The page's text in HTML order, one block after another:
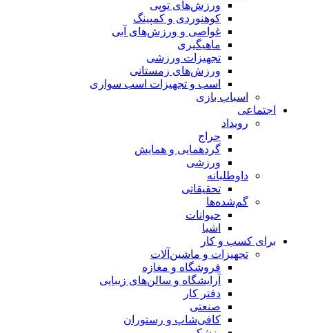
ورزش‌های توپی
کوهنوردی و کمپینگ
غواصی و ورزش‌های آبی
ماهیگیری
تجهیزات ورزشی
ورزش‌های زمستانی
اسب و تجهیزات اسب سواری
اسباب‌ بازی
اجتماعی
رویداد
حراج
گردهمایی و همایش
ورزشی
داوطلبانه
تحقیقاتی
گم‌شده‌ها
حیوانات
اشیا
برای کسب و کار
تجهیزات و ماشین‌آلات
فروشگاه و مغازه
آرایشگاه و سالن‌های زیبایی
دفتر کار
صنعتی
کافی‌شاپ و رستوران